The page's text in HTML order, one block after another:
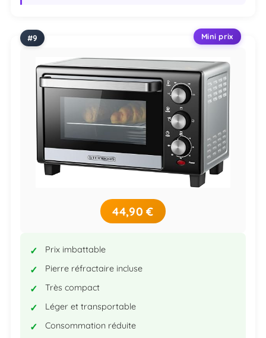
Mini prix
44,90 €
Prix imbattable
Pierre réfractaire incluse
Très compact
Léger et transportable
Consommation réduite